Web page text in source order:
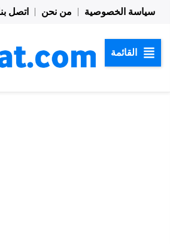
المحتوى
سياسة الخصوصية من نحن اتصل
القائمة